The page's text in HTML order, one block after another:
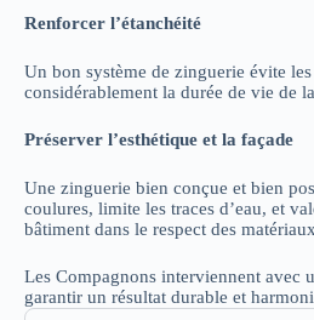
Renforcer l’étanchéité
Un bon système de zinguerie évite
considérablement la durée de vie de
Préserver l’esthétique et la façade
Une zinguerie bien conçue et bien
coulures, limite les traces d’eau, et
bâtiment dans le respect des
Les Compagnons interviennent avec
garantir un résultat durable et